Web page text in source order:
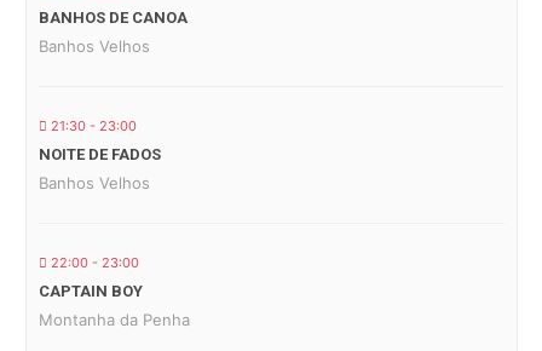
BANHOS DE CANOA
Banhos Velhos
21:30 - 23:00
NOITE DE FADOS
Banhos Velhos
22:00 - 23:00
CAPTAIN BOY
Montanha da Penha